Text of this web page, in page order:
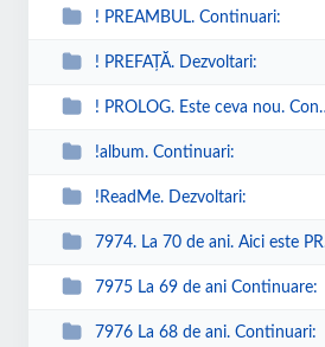
! PREAMBUL. Continuari:
! PREFAȚĂ. Dezvoltari:
! PROLOG. Este ceva nou. Continuari:
!album. Continuari:
!ReadMe. Dezvoltari:
7974. La 70 de ani. Aici este PREZENTUL si VIITORUL. Aici sunt lunile calenda...
7975 La 69 de ani Continuare:
7976 La 68 de ani. Continuari: